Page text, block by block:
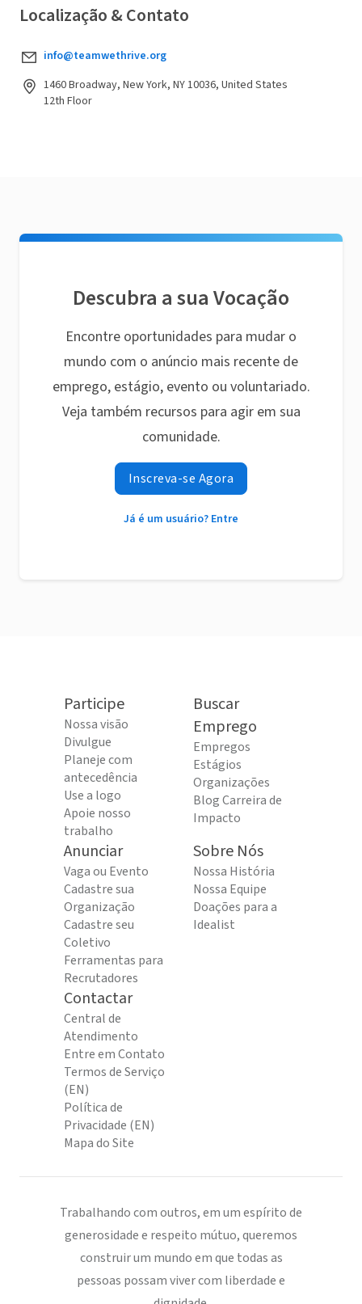
Localização & Contato
info@teamwethrive.org
1460 Broadway, New York, NY 10036, United States
12th Floor
Descubra a sua Vocação
Encontre oportunidades para mudar o
mundo com o anúncio mais recente de
emprego, estágio, evento ou voluntariado.
Veja também recursos para agir em sua
comunidade.
Inscreva-se Agora
Já é um usuário? Entre
Participe
Nossa visão
Divulgue
Planeje com
antecedência
Use a logo
Apoie nosso
trabalho
Buscar
Emprego
Empregos
Estágios
Organizações
Blog Carreira de
Impacto
Anunciar
Vaga ou Evento
Cadastre sua
Organização
Cadastre seu
Coletivo
Ferramentas para
Recrutadores
Sobre Nós
Nossa História
Nossa Equipe
Doações para a
Idealist
Contactar
Central de
Atendimento
Entre em Contato
Termos de Serviço
(EN)
Política de
Privacidade (EN)
Mapa do Site
Trabalhando com outros, em um espírito de
generosidade e respeito mútuo, queremos
construir um mundo em que todas as
pessoas possam viver com liberdade e